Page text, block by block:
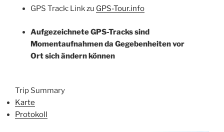
GPS Track: Link zu GPS-Tour.info
Aufgezeichnete GPS-Tracks sind
Momentaufnahmen da Gegebenheiten vor
Ort sich ändern können
Trip Summary
Karte
Protokoll